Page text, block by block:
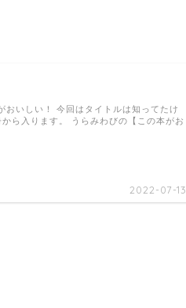
2022-07-13
おいしい！ 今回はタイトルは知ってたけ
ら入ります。 うらみわびの【この本がお